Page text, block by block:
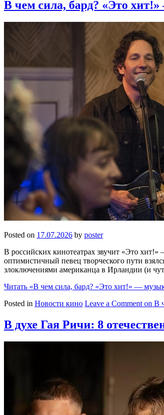
В чем сила, бард? «Это
Posted on 17.07.2026 by poster
В российских кинотеатрах звучит «Это
оптимистичный певец творческого пути
злоключениями американца в Ирландии (и
Читать «В чем сила, бард? «Это хит!» —
Posted in Новости кино Leave a Comment on В
В духе Гая Ричи: 8